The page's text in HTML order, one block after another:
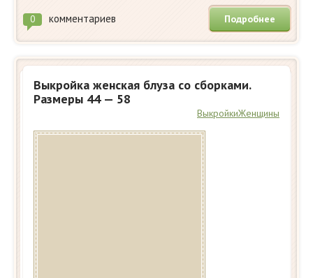
0 комментариев Подробнее
Выкройка женская блуза со сборками.
Размеры 44 — 58
ВыкройкиЖенщины